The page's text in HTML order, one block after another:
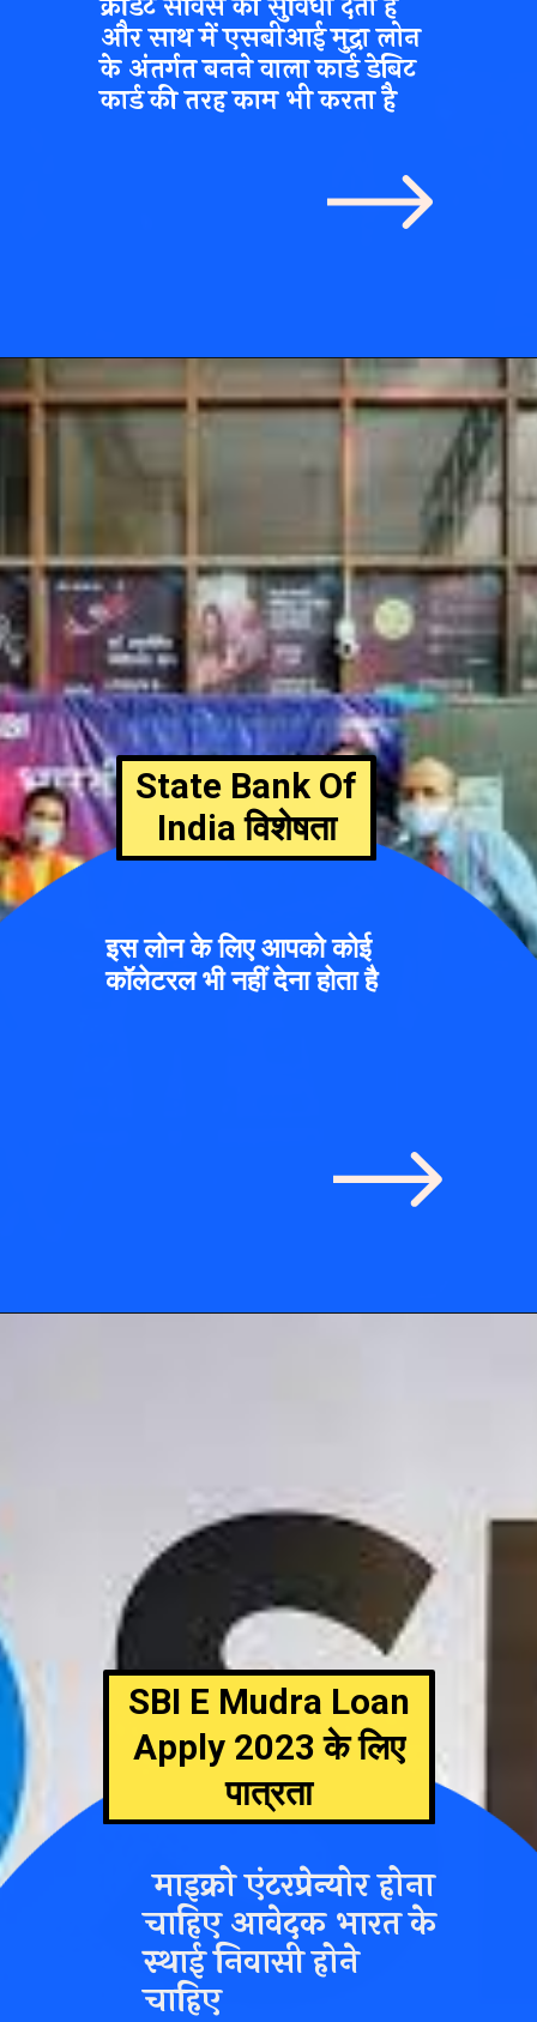
और साथ में एसबीआई मुद्रा लोन
के अंतर्गत बनने वाला कार्ड डेबिट
कार्ड की तरह काम भी करता है
इस लोन के लिए आपको कोई
कॉलेटरल भी नहीं देना होता है
State Bank Of
India विशेषता
SBI E Mudra Loan
Apply 2023 के लिए
पात्रता
माइक्रो एंटरप्रेन्योर होना
चाहिए आवेदक भारत के
स्थाई निवासी होने
चाहिए